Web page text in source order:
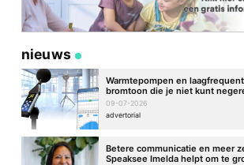
nieuws
Warmtepompen en
bromtoon die je niet kunt
09-07-2026
advertorial
Betere communicatie en meer
Speaksee Imelda helpt om te